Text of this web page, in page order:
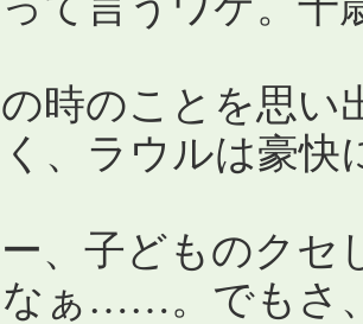
時のことを思い
、ラウルは豪快
ー、子どものク
なぁ……。でもさ